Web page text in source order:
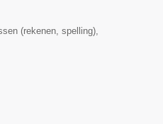
(rekenen, spelling),